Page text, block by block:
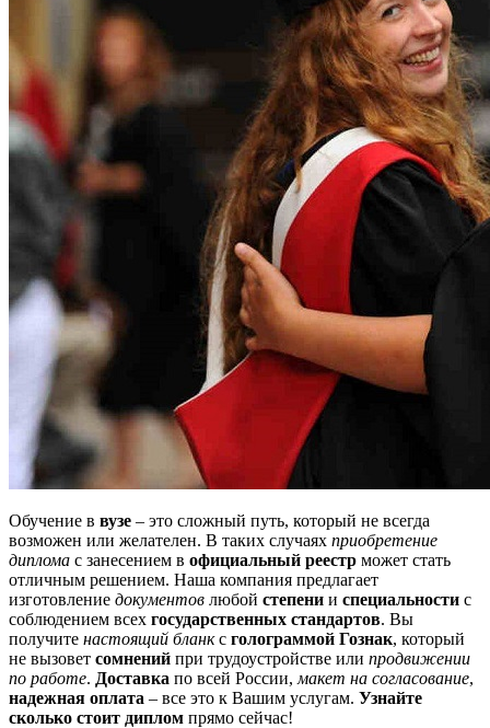
Обучение в вузе – это сложный путь, который не всегда
возможен или желателен. В таких случаях приобретение
диплома с занесением в официальный реестр может стать
отличным решением. Наша компания предлагает
изготовление документов любой степени и специальности с
соблюдением всех государственных стандартов. Вы
получите настоящий бланкс голограммой Гознак, который
не вызовет сомнений при трудоустройстве или продвижении
по работе. Доставка по всей России, макет на согласование,
надежная оплата – все это к Вашим услугам. Узнайте
сколько стоит диплом прямо сейчас!